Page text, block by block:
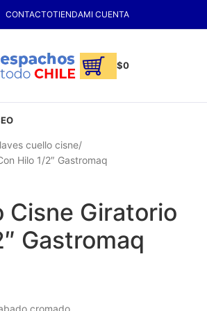
CONTACTOTIENDAMI CUENTA
$0
cuello cisne
Hilo 1/2″ Gastromaq
Cisne Giratorio
Gastromaq
cromado